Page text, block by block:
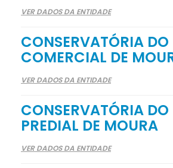
VER DADOS DA ENTIDADE
CONSERVATÓRIA DO
COMERCIAL DE
VER DADOS DA ENTIDADE
CONSERVATÓRIA DO
PREDIAL DE MOURA
VER DADOS DA ENTIDADE